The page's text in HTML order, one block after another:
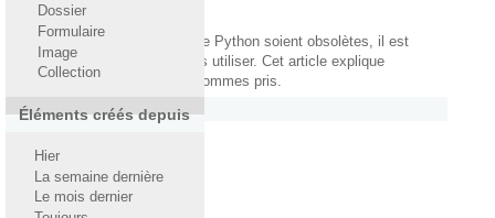
Dossier
Formulaire
Image
Collection
Éléments créés depuis
Hier
La semaine dernière
Le mois dernier
Debian
Bien que ces versions de Python soient obsolètes, il est
parfois nécessaire de les utiliser. Cet article explique
comment nous nous y sommes pris.
Rattaché à 2012 Juin